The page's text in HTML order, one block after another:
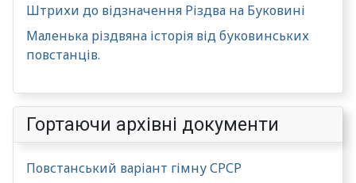
Штрихи до відзначення Різдва на Буковині
Маленька різдвяна історія від буковинських
повстанців.
Гортаючи архівні документи
Повстанський варіант гімну СРСР